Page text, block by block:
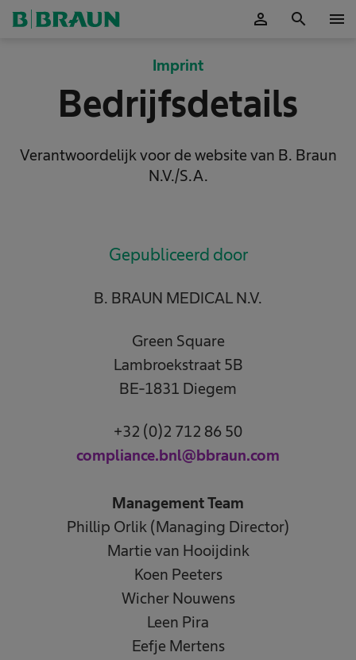
person search menu
Imprint
Bedrijfsdetails
Verantwoordelijk voor de website van B. Braun
N.V./S.A.
Gepubliceerd door
B. BRAUN MEDICAL N.V.
Green Square
Lambroekstraat 5B
BE-1831 Diegem
+32 (0)2 712 86 50
compliance.bnl@bbraun.com
Management Team
Phillip Orlik (Managing Director)
Martie van Hooijdink
Koen Peeters
Wicher Nouwens
Leen Pira
Eefje Mertens